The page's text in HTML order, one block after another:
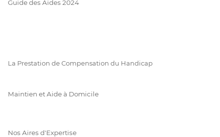
Guide des Aides 2024
La Prestation de Compensation du Handicap
Maintien et Aide à Domicile
Nos Aires d'Expertise